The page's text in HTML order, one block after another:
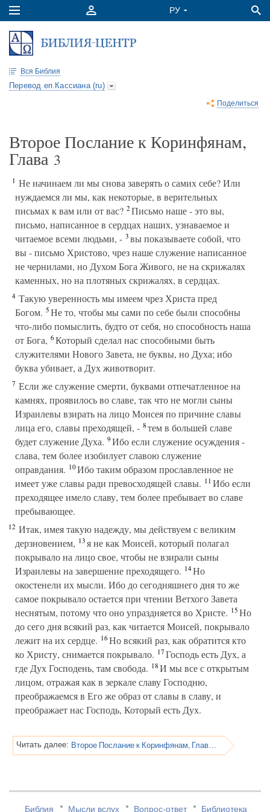
Вся Библия
Перевод еп.Кассиана (ru)
Поделиться
Второе Послание к Коринфянам,
Глава 3
1 Не начинаем ли мы снова заверять о самих себе? Или
нуждаемся ли мы, как некоторые, в верительных
письмах к вам или от вас? 2Письмо наше - это вы,
письмо, написанное в сердцах наших, узнаваемое и
читаемое всеми людьми, - 3вы показываете собой, что
вы - письмо Христово, чрез наше служение написанное
не чернилами, но Духом Бога Живого, не на скрижалях
каменных, но на плотяных скрижалях, в сердцах.
4 Такую уверенность мы имеем чрез Христа пред
Богом. 5Не то, чтобы мы сами по себе были способны
что-либо помыслить, будто от себя, но способность наша
от Бога, 6Который сделал нас способными быть
служителями Нового Завета, не буквы, но Духа; ибо
буква убивает, а Дух животворит.
7 Если же служение смерти, буквами отпечатленное на
камнях, проявилось во славе, так что не могли сыны
Израилевы взирать на лицо Моисея по причине славы
лица его, славы преходящей, - 8тем в большей славе
будет служение Духа. 9Ибо если служение осуждения -
слава, тем более изобилует славою служение
оправдания. 10Ибо таким образом прославленное не
имеет уже славы ради превосходящей славы. 11Ибо если
преходящее имело славу, тем более пребывает во славе
пребывающее.
12 Итак, имея такую надежду, мы действуем с великим
дерзновением, 13я не как Моисей, который полагал
покрывало на лицо свое, чтобы не взирали сыны
Израилевы на завершение преходящего. 14Но
окостенели их мысли. Ибо до сегодняшнего дня то же
самое покрывало остается при чтении Ветхого Завета
неснятым, потому что оно упраздняется во Христе. 15Но
до сего дня всякий раз, как читается Моисей, покрывало
лежит на их сердце. 16Но всякий раз, как обратится кто
ко Христу, снимается покрывало. 17Господь есть Дух, а
где Дух Господень, там свобода. 18И мы все с открытым
лицом, отражая как в зеркале славу Господню,
преображаемся в Его же образ от славы в славу, и
преображает нас Господь, Который есть Дух.
Читать далее: Второе Послание к Коринфянам, Глава 4
Библия Мысли вслух Вопрос-ответ Библиотека